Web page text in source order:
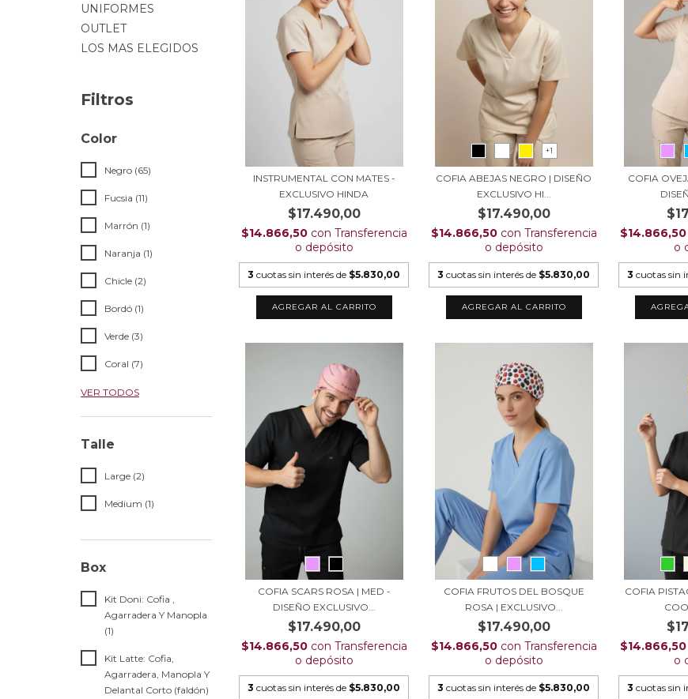
UNIFORMES
OUTLET
LOS MAS ELEGIDOS
Filtros
Color
Negro (65)
Fucsia (11)
Marrón (1)
Naranja (1)
Chicle (2)
Bordó (1)
Verde (3)
Coral (7)
VER TODOS
Talle
Large (2)
Medium (1)
Box
Kit Doni: Cofia ,
Agarradera Y Manopla
(1)
Kit Latte: Cofia,
Agarradera, Manopla Y
Delantal Corto (faldón)
INSTRUMENTAL CON MATES -
EXCLUSIVO HINDA
$17.490,00
$14.866,50 con Transferencia
o depósito
3 cuotas sin interés de $5.830,00
AGREGAR AL CARRITO
+1
COFIA ABEJAS NEGRO | DISEÑO
EXCLUSIVO HI...
$17.490,00
$14.866,50 con Transferencia
o depósito
3 cuotas sin interés de $5.830,00
AGREGAR AL CARRITO
COFIA
$14.866,50
o
3 cuotas sin
COFIA SCARS ROSA | MED -
DISEÑO EXCLUSIVO...
$17.490,00
$14.866,50 con Transferencia
o depósito
3 cuotas sin interés de $5.830,00
COFIA FRUTOS DEL BOSQUE
ROSA | EXCLUSIVO...
$17.490,00
$14.866,50 con Transferencia
o depósito
3 cuotas sin interés de $5.830,00
COFIA
$14.866,50
o
3 cuotas sin